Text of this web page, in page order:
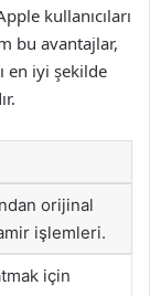
kullanıcıları
bu avantajlar,
en iyi şekilde
orijinal
işlemleri.
için